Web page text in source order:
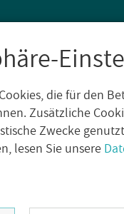
die für den
Zusätzliche
Zwecke
lesen Sie unsere